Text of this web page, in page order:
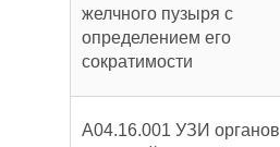
желчного пузыря с
определением его
сократимости
A04.16.001 УЗИ органов